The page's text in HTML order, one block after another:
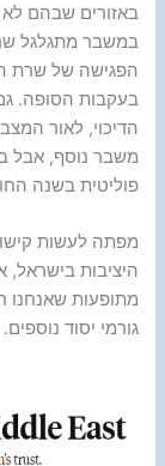
באזורים שבהם
במשבר מתגלגל
הפגישה של שרת
בעקבות הסופה.
הדיכוי, לאור
משבר נוסף, אבל
פוליטית בשנה
מפתה לעשות
היציבות בישראל,
מתופעות שאנחנו
גורמי יסוד נוספים.